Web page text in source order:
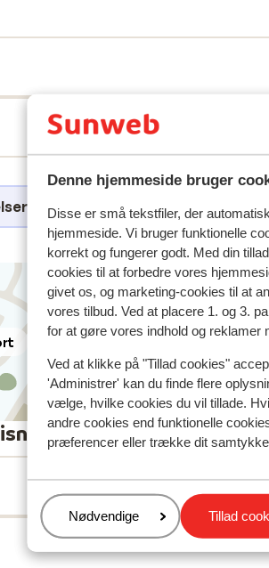
Denne hjemmeside bruger
Disse er små tekstfiler, der
hjemmeside. Vi bruger funktionelle
korrekt og fungerer godt. Med din
cookies til at forbedre vores
givet os, og marketing-cookies til at
vores tilbud. Ved at placere 1. og 3.
for at gøre vores indhold og reklamer
Ved at klikke på "Tillad cookies"
'Administrer' kan du finde flere
vælge, hvilke cookies du vil tillade.
andre cookies end funktionelle
præferencer eller trække dit samtykke
Administrer
Nødvendige Tillad
for dette overnatningssted i
I området
I udkanten
Afstand til
Afstand til
Afstand til